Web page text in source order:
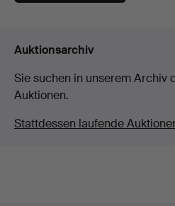
Auktionsarchiv
Sie suchen in unserem Archiv
Auktionen.
Stattdessen laufende